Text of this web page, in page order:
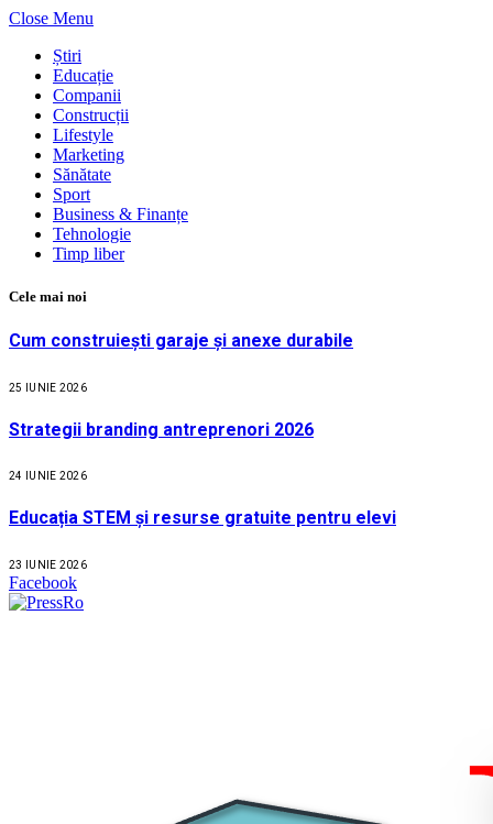
Close Menu
Știri
Educație
Companii
Construcții
Lifestyle
Marketing
Sănătate
Sport
Business & Finanțe
Tehnologie
Timp liber
Cele mai noi
Cum construiești garaje și anexe durabile
25 IUNIE 2026
Strategii branding antreprenori 2026
24 IUNIE 2026
Educația STEM și resurse gratuite pentru elevi
23 IUNIE 2026
Facebook